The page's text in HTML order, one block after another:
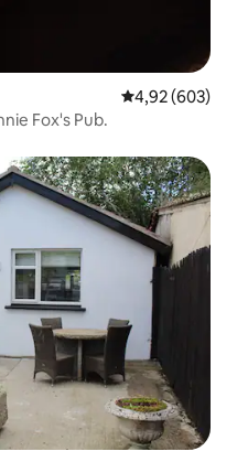
Évaluation
4,92 (603)
Fox's Pub.